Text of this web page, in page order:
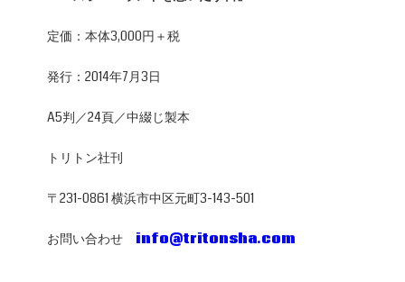
定価：本体3,000円＋税
発行：2014年7月3日
A5判／24頁／中綴じ製本
トリトン社刊
〒231-0861 横浜市中区元町3-143-501
お問い合わせ info@tritonsha.com